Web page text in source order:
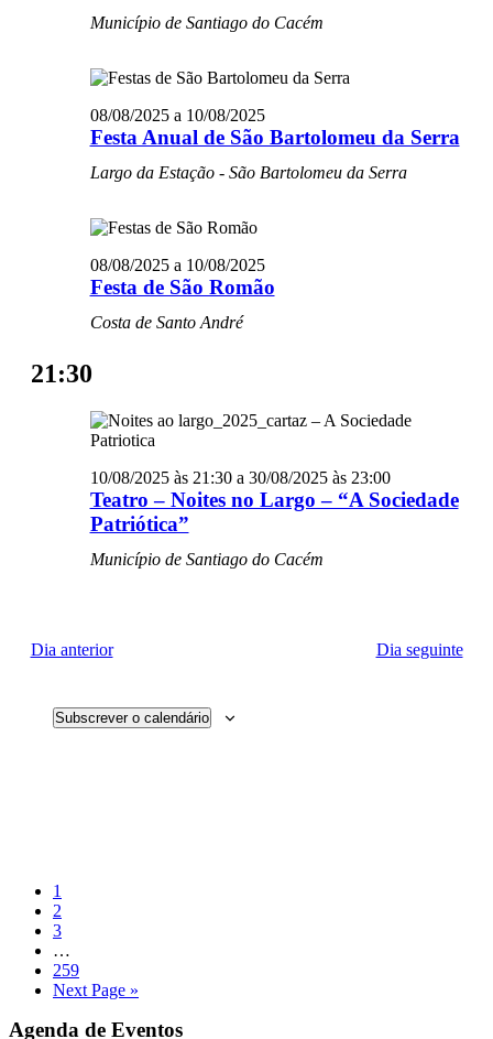
Município de Santiago do Cacém
Festa Anual de São Bartolomeu da Serra
08/08/2025a 10/08/2025
Largo da Estação - São Bartolomeu da Serra
Festa de São Romão
08/08/2025a 10/08/2025
Costa de Santo André
21:30
Teatro – Noites no Largo – “A Sociedade
Patriótica”
10/08/2025 às 21:30a 30/08/2025 às 23:00
Município de Santiago do Cacém
Dia anterior Dia seguinte
Subscrever o calendário
Página
1
Página
2
Página
3
pages
omitted
…
Página
259
Go
Next Page »
Sidebar
Agenda de Eventos